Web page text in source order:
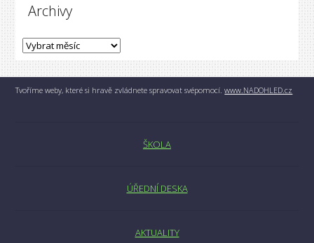
Archivy
Tvoříme weby, které si hravě zvládnete spravovat svépomocí.www.NADOHLED.cz
ŠKOLA
ÚŘEDNÍ DESKA
AKTUALITY